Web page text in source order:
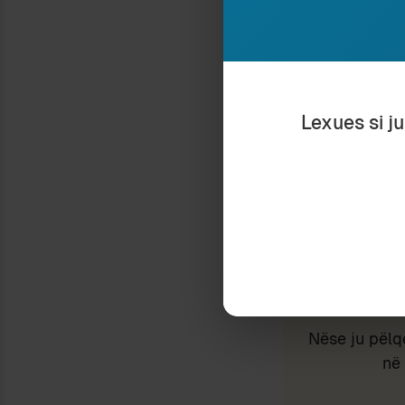
Type your email…
Nëse ju
Lexues si